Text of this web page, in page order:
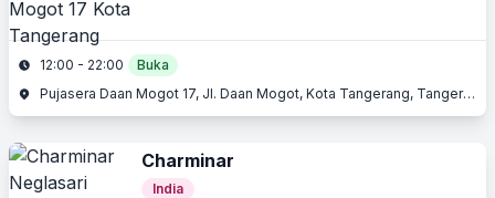
12:00 - 22:00
Buka
Pujasera Daan Mogot 17, Jl. Daan Mogot, Kota Tangerang, Tangerang, Banten
Charminar
India